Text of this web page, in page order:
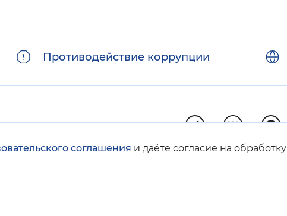
соглашения и даёте согласие на обработку
Противодействие коррупции